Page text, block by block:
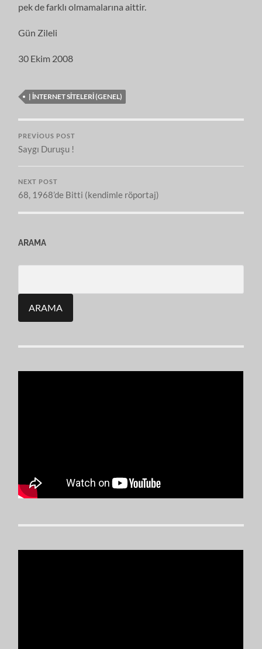
pek de farklı olmamalarına aittir.
Gün Zileli
30 Ekim 2008
| İNTERNET SITELERI (GENEL)
PREVIOUS POST
Saygı Duruşu !
NEXT POST
68, 1968’de Bitti (kendimle röportaj)
ARAMA